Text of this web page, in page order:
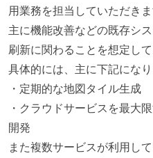
用業務を担当していただきま
主に機能改善などの既存シ
刷新に関わることを想定して
具体的には、主に下記になり
・定期的な地図タイル生成
・クラウドサービスを最大
開発
また複数サービスが利用し